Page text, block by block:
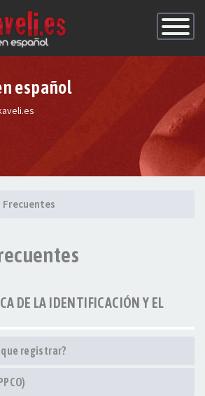
de
español
DE LA IDENTIFICACIÓN Y EL
registrar?